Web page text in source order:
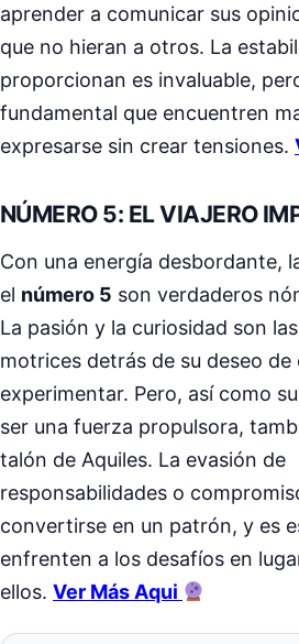
aprender a comunicar sus
que no hieran a otros. La
proporcionan es invaluable,
fundamental que encuentren
expresarse sin crear tensiones.
NÚMERO 5: EL VIAJERO
Con una energía desbordante,
el número 5 son verdaderos
La pasión y la curiosidad son
motrices detrás de su deseo de
experimentar. Pero, así como
ser una fuerza propulsora,
talón de Aquiles. La evasión de
responsabilidades o
convertirse en un patrón, y es
enfrenten a los desafíos en
ellos. Ver Más Aqui